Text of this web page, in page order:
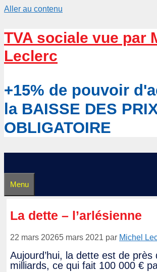
Aller au contenu
TVA sociale vue par
Leclerc
+15% de pouvoir
la BAISSE DES
OBLIGATOIRE
Menu
La dette – l’arlésienne
22 mars 20265 mars 2021 par Michel
Aujourd’hui, la dette est de près
milliards, ce qui fait 100 000 €